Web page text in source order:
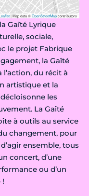
|Map data ©OpenStreetMapcontributors
Gaîté Lyrique
sociale,
le projet Fabrique
la Gaîté
l’action, du récit à
artistique et la
les
La Gaîté
à outils au service
changement, pour
ensemble, tous
concert, d’une
ou d’un
!